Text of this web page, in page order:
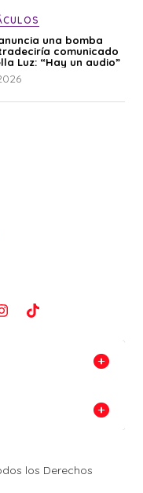
una bomba
comunicado
Luz: “Hay un audio”
los Derechos